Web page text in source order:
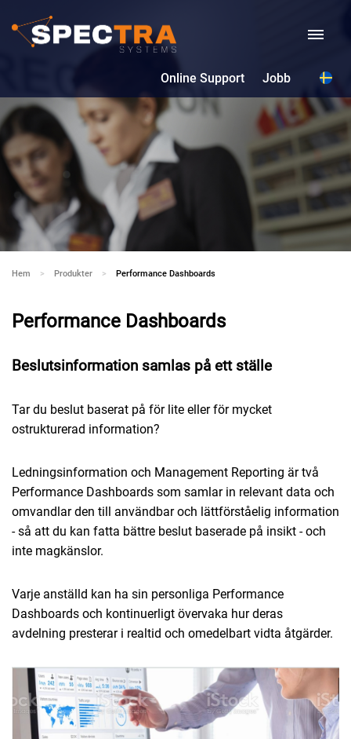
Jobb
Online Support
Hem Produkter Current:
Performance Dashboards
Performance Dashboards
Beslutsinformation samlas på ett ställe
Tar du beslut baserat på för lite eller för mycket
ostrukturerad information?
Ledningsinformation och Management Reporting är två
Performance Dashboards som samlar in relevant data och
omvandlar den till användbar och lättförståelig information
- så att du kan fatta bättre beslut baserade på insikt - och
inte magkänslor.
Varje anställd kan ha sin personliga Performance
Dashboards och kontinuerligt övervaka hur deras
avdelning presterar i realtid och omedelbart vidta åtgärder.